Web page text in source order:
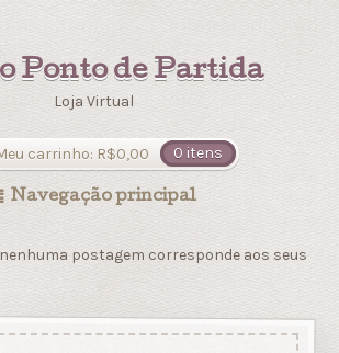
Ponto de Partida
Loja Virtual
carrinho: R$0,00 0 itens
Navegação principal
postagem corresponde aos seus